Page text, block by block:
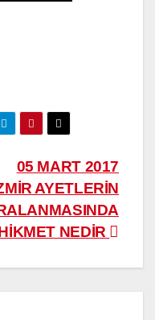
05 MART 2017
AYETLERİN
NEDİR